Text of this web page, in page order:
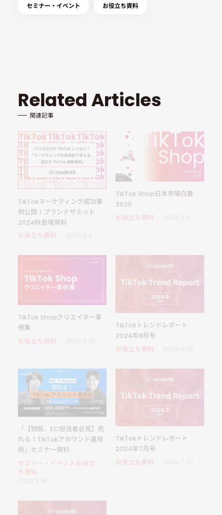
セミナー・イベント お役立ち資料
Related Articles
関連記事
TikTokマーケティング成功事
例公開！ブランドサミット
2024秋登壇資料
お役立ち資料
TikTok Shop日本市場白書
2025
お役立ち資料
TikTok Shopクリエイター事
例集
お役立ち資料
TikTokトレンドレポート
2024年8月号
お役立ち資料
「【物販、EC担当者必見】売
れる！TikTokアカウント運用
術」セミナー資料
セミナー・イベントお役立
ち資料
TikTokトレンドレポート
2024年7月号
お役立ち資料